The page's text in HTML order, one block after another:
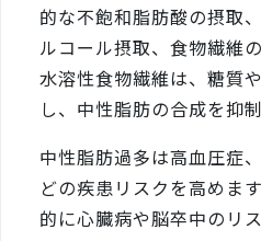
的な不飽和脂肪酸の摂取
ルコール摂取、食物繊維
水溶性食物繊維は、糖質
し、中性脂肪の合成を抑制
中性脂肪過多は高血圧症
どの疾患リスクを高めま
的に心臓病や脳卒中のリ